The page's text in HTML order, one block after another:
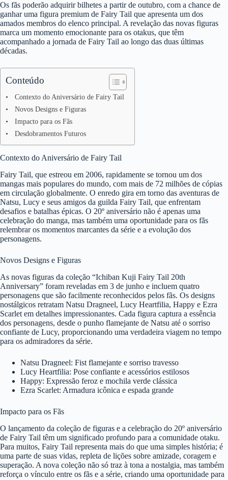
Os fãs poderão adquirir bilhetes a partir de outubro, com a chance de
ganhar uma figura premium de Fairy Tail que apresenta um dos
amados membros do elenco principal. A revelação das novas figuras
marca um momento emocionante para os otakus, que têm
acompanhado a jornada de Fairy Tail ao longo das duas últimas
décadas.
Conteúdo
Contexto do Aniversário de Fairy Tail
Novos Designs e Figuras
Impacto para os Fãs
Desdobramentos Futuros
Contexto do Aniversário de Fairy Tail
Fairy Tail, que estreou em 2006, rapidamente se tornou um dos
mangas mais populares do mundo, com mais de 72 milhões de cópias
em circulação globalmente. O enredo gira em torno das aventuras de
Natsu, Lucy e seus amigos da guilda Fairy Tail, que enfrentam
desafios e batalhas épicas. O 20º aniversário não é apenas uma
celebração do manga, mas também uma oportunidade para os fãs
relembrar os momentos marcantes da série e a evolução dos
personagens.
Novos Designs e Figuras
As novas figuras da coleção “Ichiban Kuji Fairy Tail 20th
Anniversary” foram reveladas em 3 de junho e incluem quatro
personagens que são facilmente reconhecidos pelos fãs. Os designs
nostálgicos retratam Natsu Dragneel, Lucy Heartfilia, Happy e Ezra
Scarlet em detalhes impressionantes. Cada figura captura a essência
dos personagens, desde o punho flamejante de Natsu até o sorriso
confiante de Lucy, proporcionando uma verdadeira viagem no tempo
para os admiradores da série.
Natsu Dragneel: Fist flamejante e sorriso travesso
Lucy Heartfilia: Pose confiante e acessórios estilosos
Happy: Expressão feroz e mochila verde clássica
Ezra Scarlet: Armadura icônica e espada grande
Impacto para os Fãs
O lançamento da coleção de figuras e a celebração do 20º aniversário
de Fairy Tail têm um significado profundo para a comunidade otaku.
Para muitos, Fairy Tail representa mais do que uma simples história; é
uma parte de suas vidas, repleta de lições sobre amizade, coragem e
superação. A nova coleção não só traz à tona a nostalgia, mas também
reforça o vínculo entre os fãs e a série, criando uma oportunidade para